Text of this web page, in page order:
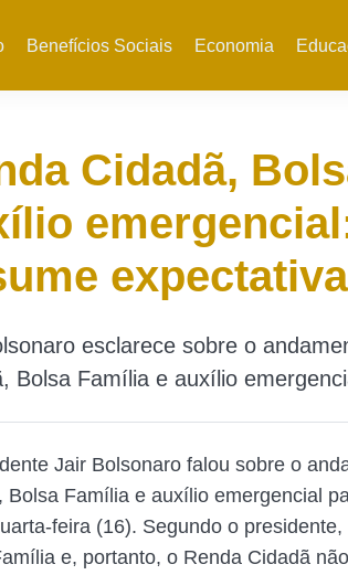
Benefícios Sociais Economia
Cidadã,
esclarece sobre o
Bolsa Família e auxílio
Jair Bolsonaro falou sobre o
Bolsa Família e auxílio emergencial
feira (16). Segundo o
e, portanto, o Renda Cidadã